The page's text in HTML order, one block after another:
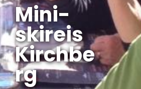
Mini-
skireis
Kirchbe
rg